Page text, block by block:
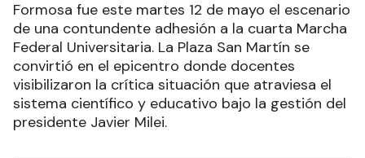
Formosa fue este martes 12 de mayo el escenario
de una contundente adhesión a la cuarta Marcha
Federal Universitaria. La Plaza San Martín se
convirtió en el epicentro donde docentes
visibilizaron la crítica situación que atraviesa el
sistema científico y educativo bajo la gestión del
presidente Javier Milei.